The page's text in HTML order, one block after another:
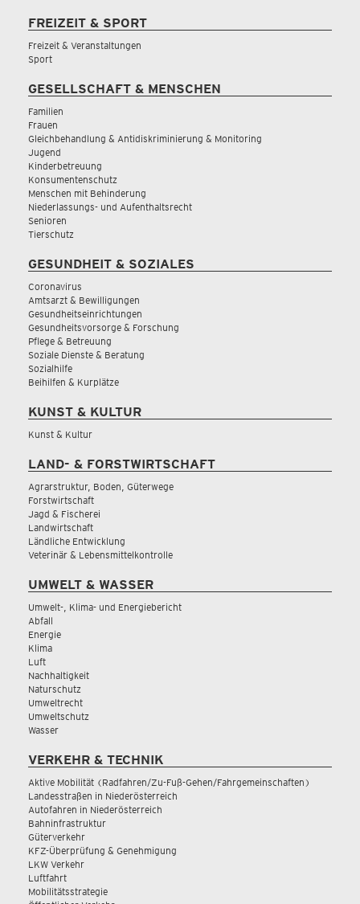
FREIZEIT & SPORT
Freizeit & Veranstaltungen
Sport
GESELLSCHAFT & MENSCHEN
Familien
Frauen
Gleichbehandlung & Antidiskriminierung & Monitoring
Jugend
Kinderbetreuung
Konsumentenschutz
Menschen mit Behinderung
Niederlassungs- und Aufenthaltsrecht
Senioren
Tierschutz
GESUNDHEIT & SOZIALES
Coronavirus
Amtsarzt & Bewilligungen
Gesundheitseinrichtungen
Gesundheitsvorsorge & Forschung
Pflege & Betreuung
Soziale Dienste & Beratung
Sozialhilfe
Beihilfen & Kurplätze
KUNST & KULTUR
Kunst & Kultur
LAND- & FORSTWIRTSCHAFT
Agrarstruktur, Boden, Güterwege
Forstwirtschaft
Jagd & Fischerei
Landwirtschaft
Ländliche Entwicklung
Veterinär & Lebensmittelkontrolle
UMWELT & WASSER
Umwelt-, Klima- und Energiebericht
Abfall
Energie
Klima
Luft
Nachhaltigkeit
Naturschutz
Umweltrecht
Umweltschutz
Wasser
VERKEHR & TECHNIK
Aktive Mobilität (Radfahren/Zu-Fuß-Gehen/Fahrgemeinschaften)
Landesstraßen in Niederösterreich
Autofahren in Niederösterreich
Bahninfrastruktur
Güterverkehr
KFZ-Überprüfung & Genehmigung
LKW Verkehr
Luftfahrt
Mobilitätsstrategie